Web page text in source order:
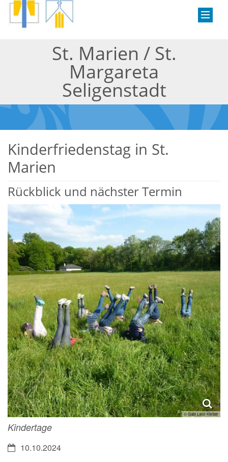
St. Marien / St.
Margareta
Seligenstadt
Kinderfriedenstag in St.
Marien
Rückblick und nächster Termin
© Gabi Laist-Kerber
Kindertage
Datum:10.10.2024